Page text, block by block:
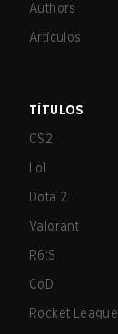
Authors
Artículos
TÍTULOS
CS2
LoL
Dota 2
Valorant
R6:S
CoD
Rocket League